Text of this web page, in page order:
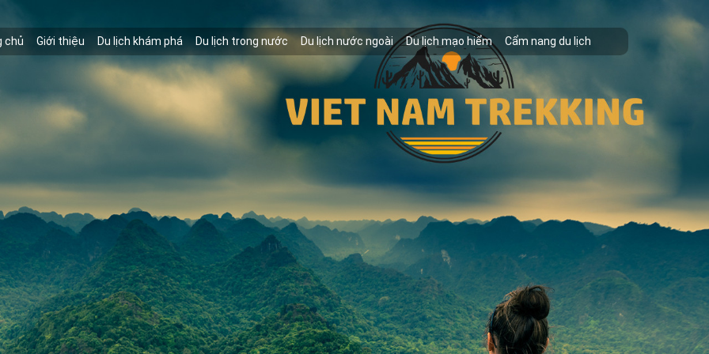
chủ Giới thiệu Du lịch khám phá Du lịch trong nước Du lịch nước ngoài Du lịch mạo hiểm Cẩm nang du lịch